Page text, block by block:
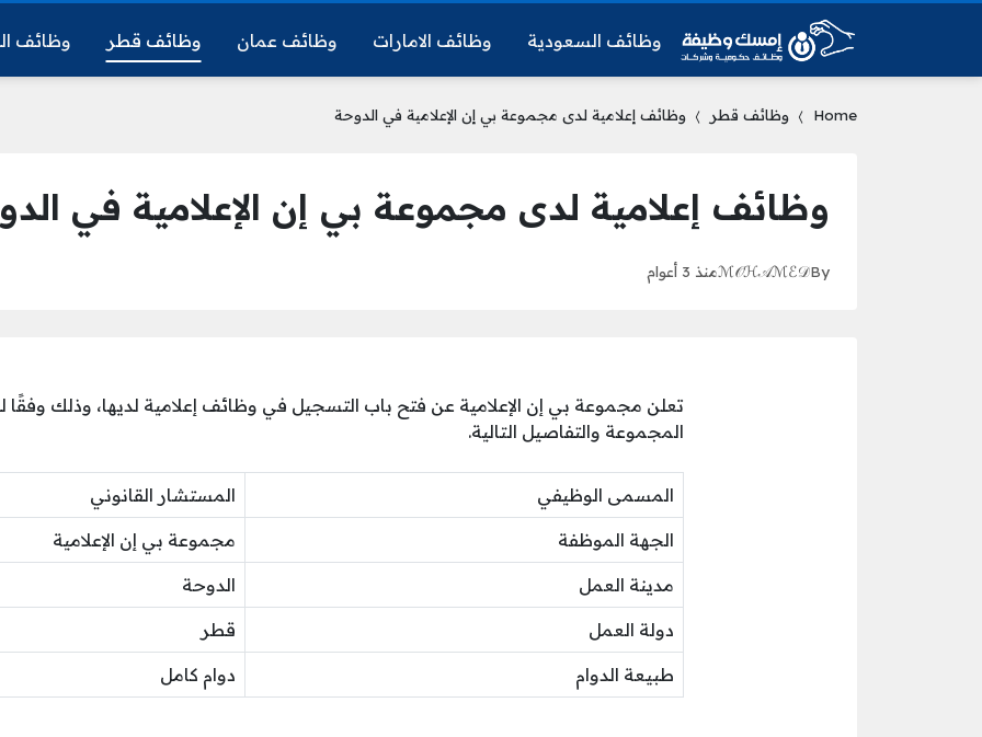
وظائف السعودية وظائف الامارات وظائف عمان وظائف قطر وظائف
Home وظائف قطر وظائف إعلامية لدى مجموعة بي إن الإعلامية في الدوحة
وظائف إعلامية لدى مجموعة بي إن الإعلامية في
By
ℳ𝒪ℋ𝒜ℳℰ𝒟منذ 3 أعوام
تعلن مجموعة بي إن الإعلامية عن فتح باب التسجيل في وظائف إعلامية لديها، وذلك وفقًا
المجموعة والتفاصيل التالية.
المسمى الوظيفي المستشار القانوني
الجهة الموظفة مجموعة بي إن الإعلامية
مدينة العمل الدوحة
دولة العمل قطر
طبيعة الدوام دوام كامل